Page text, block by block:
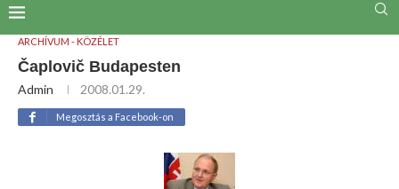
ARCHÍVUM - KÖZÉLET
Čaplovič Budapesten
Admin 2008.01.29.
Megosztás a Facebook-on